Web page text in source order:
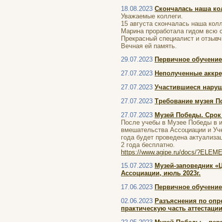
18.08.2023 Скончалась наша
Уважаемые коллеги.
15 августа скончалась наша
Марина проработала гидом всю
Прекрасный специалист и
Вечная ей память.
29.07.2023 Первичное
27.07.2023 Неполученные
27.07.2023 Участившиеся
27.07.2023 Требование музея
27.07.2023 Музей Победы. Срок
После учебы в Музее Победы в
вмешательства Ассоциации и
года будет проведена
2 года бесплатно.
https://www.agipe.ru/docs/
15.07.2023 Музей-заповедник
Ассоциации, июль 2023г.
17.06.2023 Первичное
02.06.2023 Разъяснения по
практическую часть